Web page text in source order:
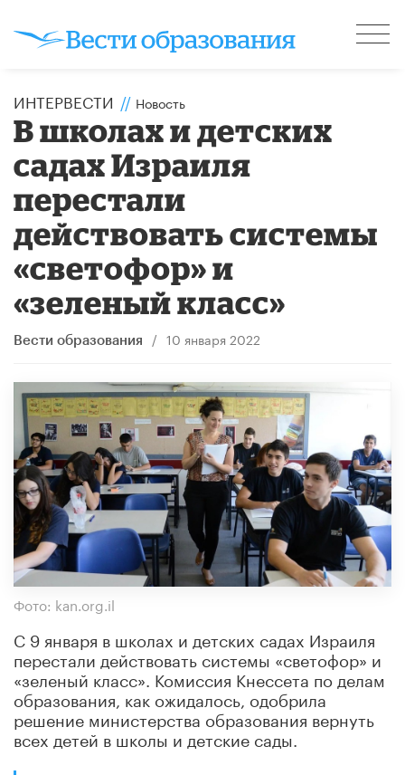
ИНТЕРВЕСТИ // Новость
В школах и детских
садах Израиля
перестали
действовать системы
«светофор» и
«зеленый класс»
Вести образования / 10 января 2022
Фото: kan.org.il
С 9 января в школах и детских садах Израиля
перестали действовать системы «светофор» и
«зеленый класс». Комиссия Кнессета по делам
образования, как ожидалось, одобрила
решение министерства образования вернуть
всех детей в школы и детские сады.